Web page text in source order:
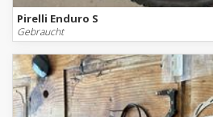
Pirelli Enduro S
Gebraucht